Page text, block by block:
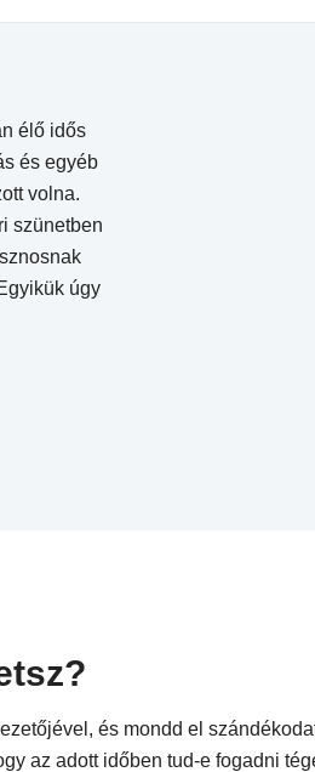
élő idős
és egyéb
volna.
szünetben
úgy
és mondd el
az adott időben tud-e fogadni